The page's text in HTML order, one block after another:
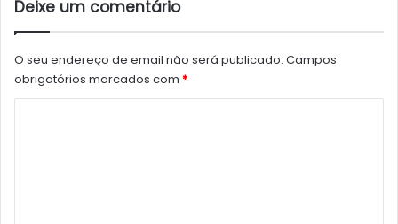
Deixe um comentário
O seu endereço de email não será publicado. Campos
obrigatórios marcados com *